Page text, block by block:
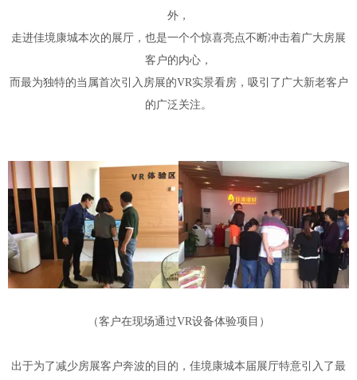
外，
走进佳境康城本次的展厅，也是一个个惊喜亮点不断冲击着广大房展
客户的内心，
而最为独特的当属首次引入房展的VR实景看房，吸引了广大新老客户
的广泛关注。
（客户在现场通过VR设备体验项目）
出于为了减少房展客户奔波的目的，佳境康城本届展厅特意引入了最